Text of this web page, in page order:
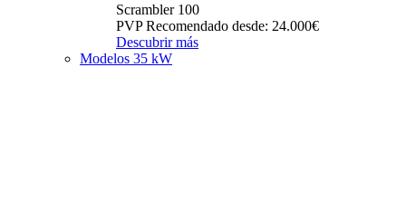
Scrambler 100
PVP Recomendado desde: 24.000€
Descubrir más
Modelos 35 kW